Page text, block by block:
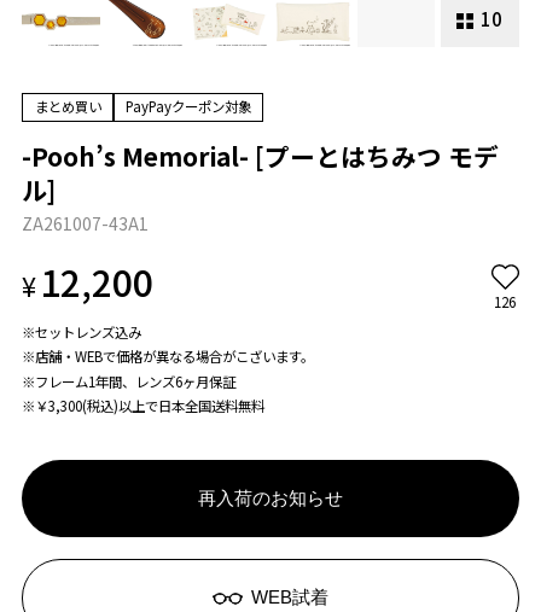
10
まとめ買い PayPayクーポン対象
-Pooh’s Memorial- [プーとはちみつ モデ
ル]
ZA261007-43A1
¥12,200
126
※セットレンズ込み
※店舗・WEBで価格が異なる場合がこざいます。
※フレーム1年間、レンズ6ヶ月保証
※￥3,300(税込)以上で日本全国送料無料
再入荷のお知らせ
WEB試着